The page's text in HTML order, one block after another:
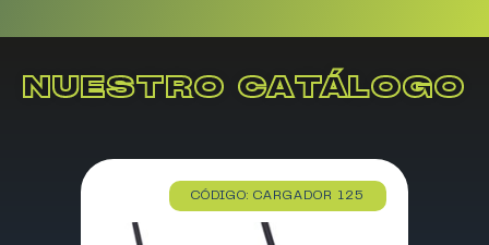
NUESTRO CATÁLOGO
CÓDIGO: CARGADOR 125